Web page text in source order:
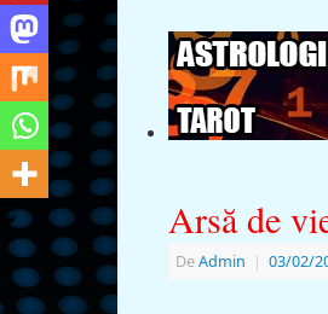
Arsă de
DeAdmin | 03/02/